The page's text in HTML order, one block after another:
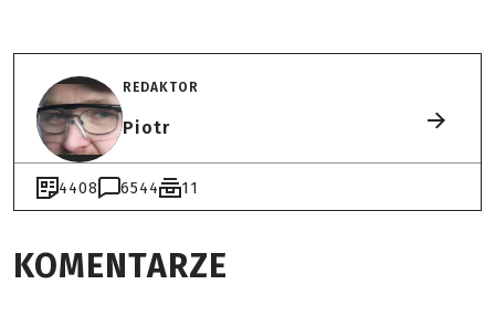
REDAKTOR
Piotr
4408 6544 11
KOMENTARZE